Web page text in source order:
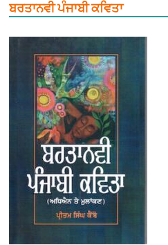
ਬਰਤਾਨਵੀ ਪੰਜਾਬੀ ਕਵਿਤਾ